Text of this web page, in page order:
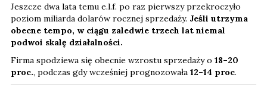
Jeszcze dwa lata temu e.l.f. po raz pierwszy przekroczyło
poziom miliarda dolarów rocznej sprzedaży. Jeśli utrzyma
obecne tempo, w ciągu zaledwie trzech lat niemal
podwoi skalę działalności.
Firma spodziewa się obecnie wzrostu sprzedaży o 18–20
proc., podczas gdy wcześniej prognozowała 12–14 proc.